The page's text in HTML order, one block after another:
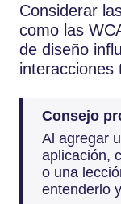
Considerar
como las
de diseño
interacciones
Consejo
Al agregar
aplicación,
o una
entenderlo